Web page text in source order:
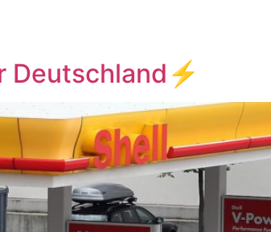
Deutschland⚡